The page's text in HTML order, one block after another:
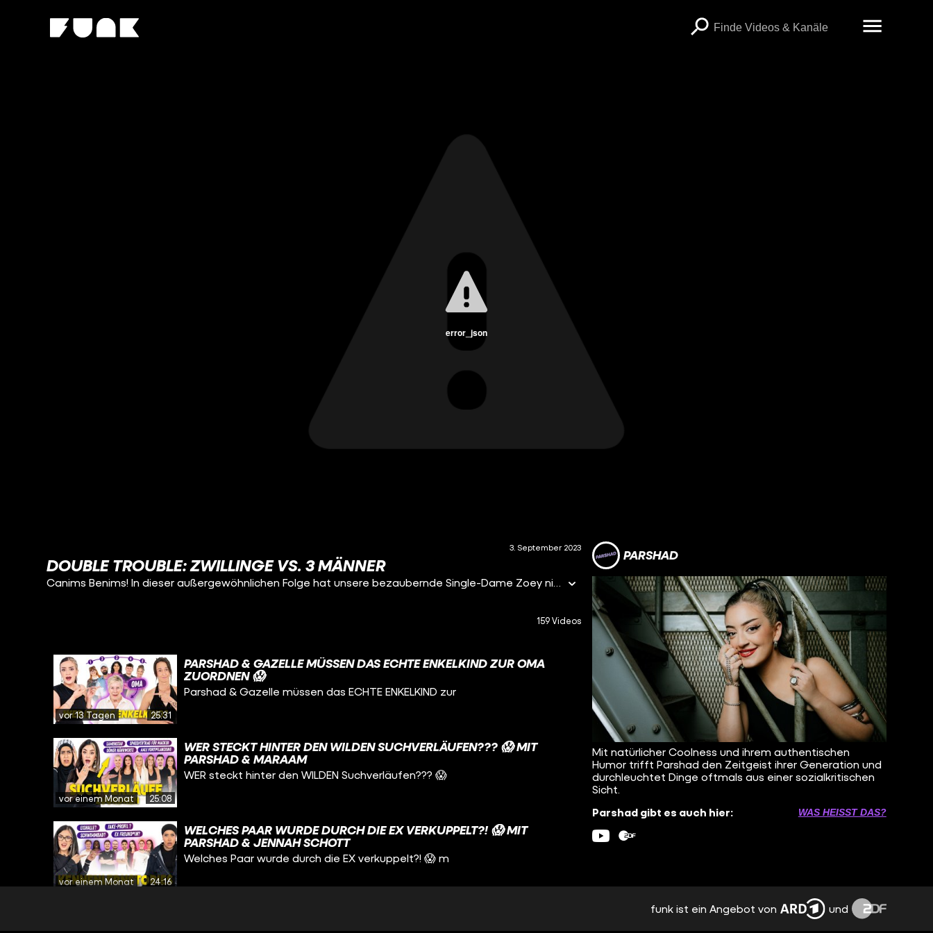
error_json
PARSHAD
Mit natürlicher Coolness und ihrem authentischen
Humor trifft Parshad den Zeitgeist ihrer Generation und
durchleuchtet Dinge oftmals aus einer sozialkritischen
Sicht.
Parshad gibt es auch hier:
WAS HEISST DAS?
3. September 2023
DOUBLE TROUBLE: ZWILLINGE VS. 3 MÄNNER
Canims Benims! In dieser außergewöhnlichen Folge hat unsere bezaubernde Single-Dame Zoey nicht nur drei Männer am Start, sondern auch ihre eigene Zwillingsschwester Mia als Love Doktorin, die gemeinsam mit Parshad die Dates anleitet. Anfangs ist Zoey noch sehr schüchtern, doch einer der drei Männer schafft es, sie mit seiner Art zu überzeugen und das Einzeldate zu ergattern. Auf wen Zoeys Wahl fällt, wie sich die beim Mal-Date schlagen und ob daraus mehr werden kann, erfahrt ihr in dieser Folge!
159 Videos
vor 13 Tagen 25:31
PARSHAD & GAZELLE MÜSSEN DAS ECHTE ENKELKIND ZUR OMA
ZUORDNEN 😱
Parshad & Gazelle müssen das ECHTE ENKELKIND zur
vor einem Monat 25:08
WER STECKT HINTER DEN WILDEN SUCHVERLÄUFEN??? 😱 MIT
PARSHAD & MARAAM
WER steckt hinter den WILDEN Suchverläufen??? 😱
vor einem Monat 24:16
WELCHES PAAR WURDE DURCH DIE EX VERKUPPELT?! 😱 MIT
PARSHAD & JENNAH SCHOTT
Welches Paar wurde durch die EX verkuppelt?! 😱 m
funk ist ein Angebot von und